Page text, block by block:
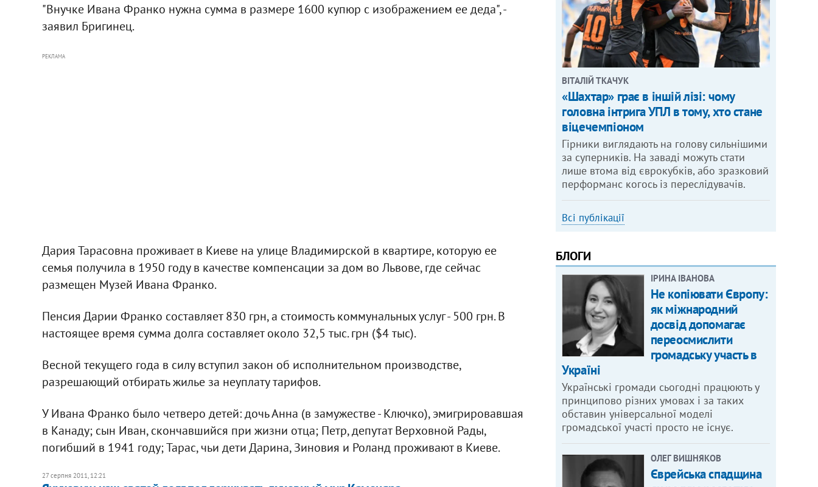
"Внучке Ивана Франко нужна сумма в размере 1600 купюр с изображением ее деда", -
заявил Бригинец.
РЕКЛАМА
Дария Тарасовна проживает в Киеве на улице Владимирской в квартире, которую ее
семья получила в 1950 году в качестве компенсации за дом во Львове, где сейчас
размещен Музей Ивана Франко.
Пенсия Дарии Франко составляет 830 грн, а стоимость коммунальных услуг - 500 грн. В
настоящее время сумма долга составляет около 32,5 тыс. грн ($4 тыс).
Весной текущего года в силу вступил закон об исполнительном производстве,
разрешающий отбирать жилье за неуплату тарифов.
У Ивана Франко было четверо детей: дочь Анна (в замужестве - Ключко), эмигрировавшая
в Канаду; сын Иван, скончавшийся при жизни отца; Петр, депутат Верховной Рады,
погибший в 1941 году; Тарас, чьи дети Дарина, Зиновия и Роланд проживают в Киеве.
27 серпня 2011, 12:21
ВІТАЛІЙ ТКАЧУК
«Шахтар» грає в іншій лізі: чому
головна інтрига УПЛ в тому, хто стане
віцечемпіоном
Гірники виглядають на голову сильнішими
за суперників. На заваді можуть стати
лише втома від єврокубків, або зразковий
перформанс когось із переслідувачів.
Всі публікації
БЛОГИ
ІРИНА ІВАНОВА
Не копіювати Європу:
як міжнародний
досвід допомагає
переосмислити
громадську участь в
Україні
Українські громади сьогодні працюють у
принципово різних умовах і за таких
обставин універсальної моделі
громадської участі просто не існує.
ОЛЕГ ВИШНЯКОВ
Єврейська спадщина